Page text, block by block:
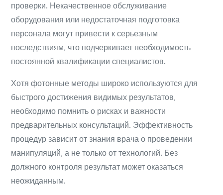
проверки. Некачественное обслуживание
оборудования или недостаточная подготовка
персонала могут привести к серьезным
последствиям, что подчеркивает необходимость
постоянной квалификации специалистов.
Хотя фотонные методы широко используются для
быстрого достижения видимых результатов,
необходимо помнить о рисках и важности
предварительных консультаций. Эффективность
процедур зависит от знания врача о проведении
манипуляций, а не только от технологий. Без
должного контроля результат может оказаться
неожиданным.